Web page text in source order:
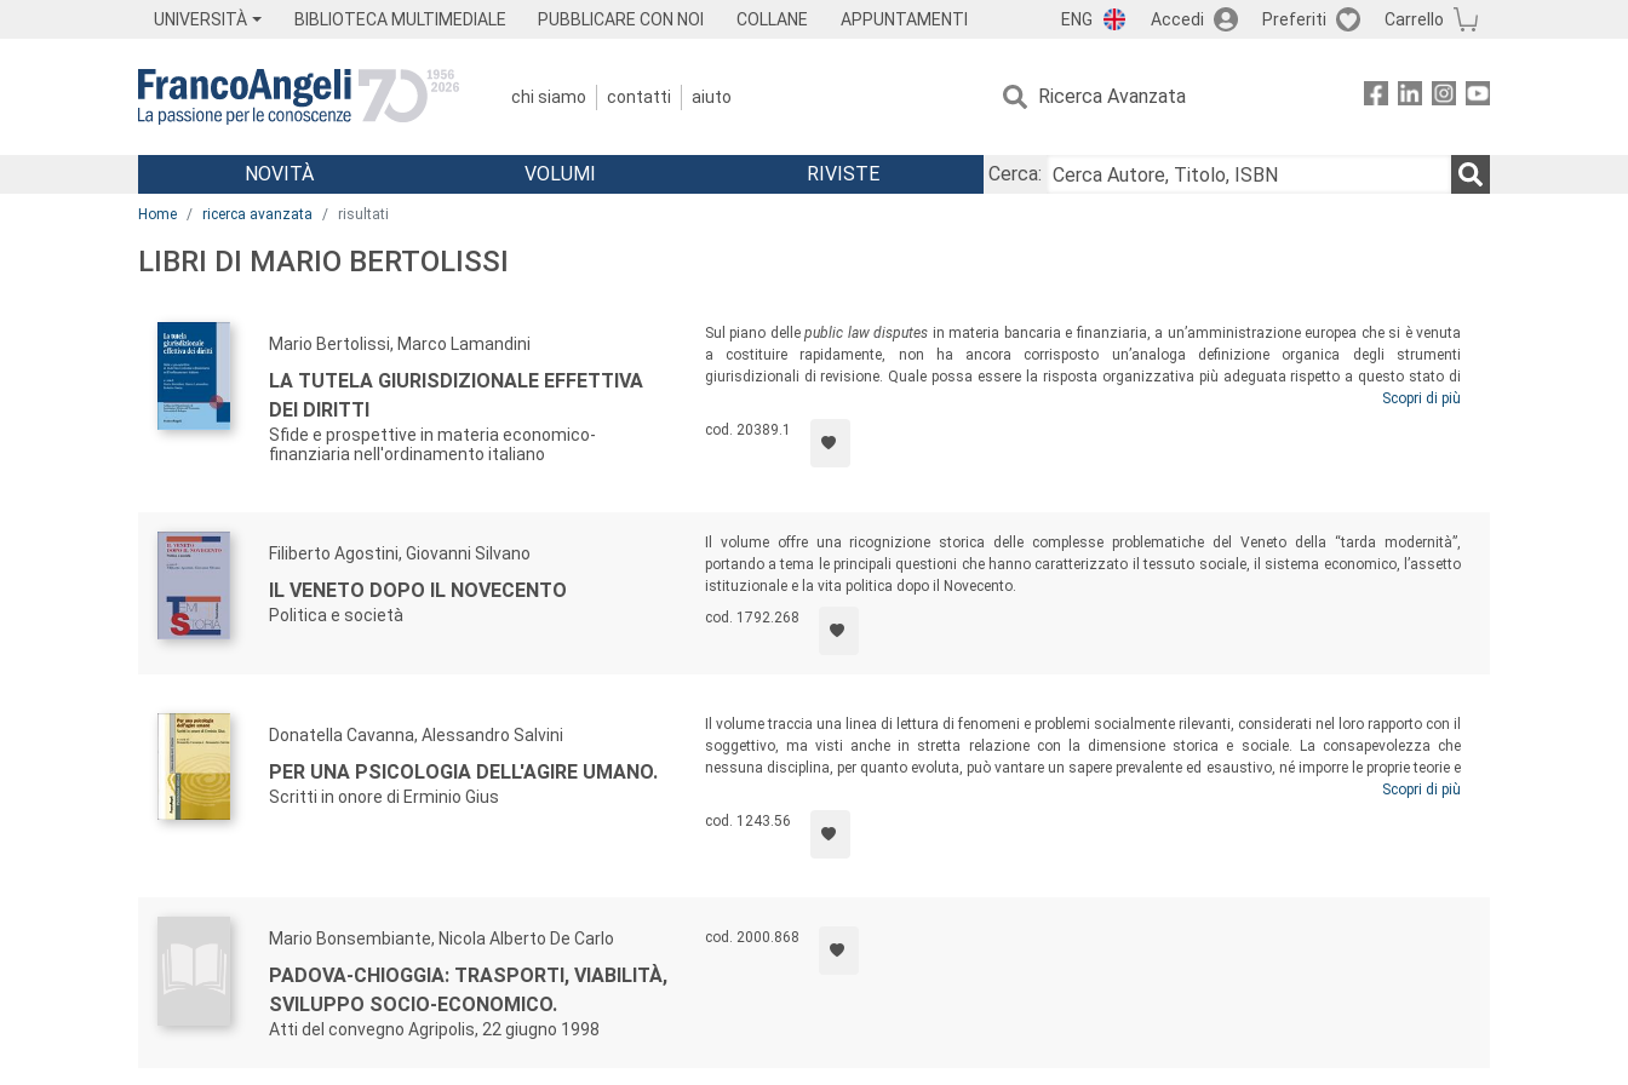
UNIVERSITÀ BIBLIOTECA MULTIMEDIALE PUBBLICARE CON NOI COLLANE APPUNTAMENTI ENG Accedi Preferiti Carrello
chi siamo contatti aiuto Ricerca Avanzata
Menu
NOVITÀ VOLUMI RIVISTE
Cerca:
Home ricerca avanzata risultati
LIBRI DI MARIO BERTOLISSI
Mario Bertolissi, Marco Lamandini
LA TUTELA GIURISDIZIONALE EFFETTIVA
DEI DIRITTI
Sfide e prospettive in materia economico-
finanziaria nell'ordinamento italiano
Sul piano dellepublic law disputes in materia bancaria e finanziaria, a un’amministrazione europea che si è venuta
a costituire rapidamente, non ha ancora corrisposto un’analoga definizione organica degli strumenti
giurisdizionali di revisione. Quale possa essere la risposta organizzativa più adeguata rispetto a questo stato di
cose è tema complesso. Questo volume tenta di affrontarlo, raccogliendo, in un’aggiornata analisi critica di
sintesi, lo stato di queste riflessioni e il loro percorso evolutivo.
Scopri di più
cod. 20389.1
Filiberto Agostini, Giovanni Silvano
IL VENETO DOPO IL NOVECENTO
Politica e società
Il volume offre una ricognizione storica delle complesse problematiche del Veneto della “tarda modernità”,
portando a tema le principali questioni che hanno caratterizzato il tessuto sociale, il sistema economico, l’assetto
istituzionale e la vita politica dopo il Novecento.
cod. 1792.268
Donatella Cavanna, Alessandro Salvini
PER UNA PSICOLOGIA DELL'AGIRE UMANO.
Scritti in onore di Erminio Gius
Il volume traccia una linea di lettura di fenomeni e problemi socialmente rilevanti, considerati nel loro rapporto con il
soggettivo, ma visti anche in stretta relazione con la dimensione storica e sociale. La consapevolezza che
nessuna disciplina, per quanto evoluta, può vantare un sapere prevalente ed esaustivo, né imporre le proprie teorie e
metodi come unici ed esclusivi, ripropone le attese del grande umanesimo moderno, insieme agli insegnamenti
della migliore filosofia mitteleuropea.
Scopri di più
cod. 1243.56
Mario Bonsembiante, Nicola Alberto De Carlo
PADOVA-CHIOGGIA: TRASPORTI, VIABILITÀ,
SVILUPPO SOCIO-ECONOMICO.
Atti del convegno Agripolis, 22 giugno 1998
cod. 2000.868